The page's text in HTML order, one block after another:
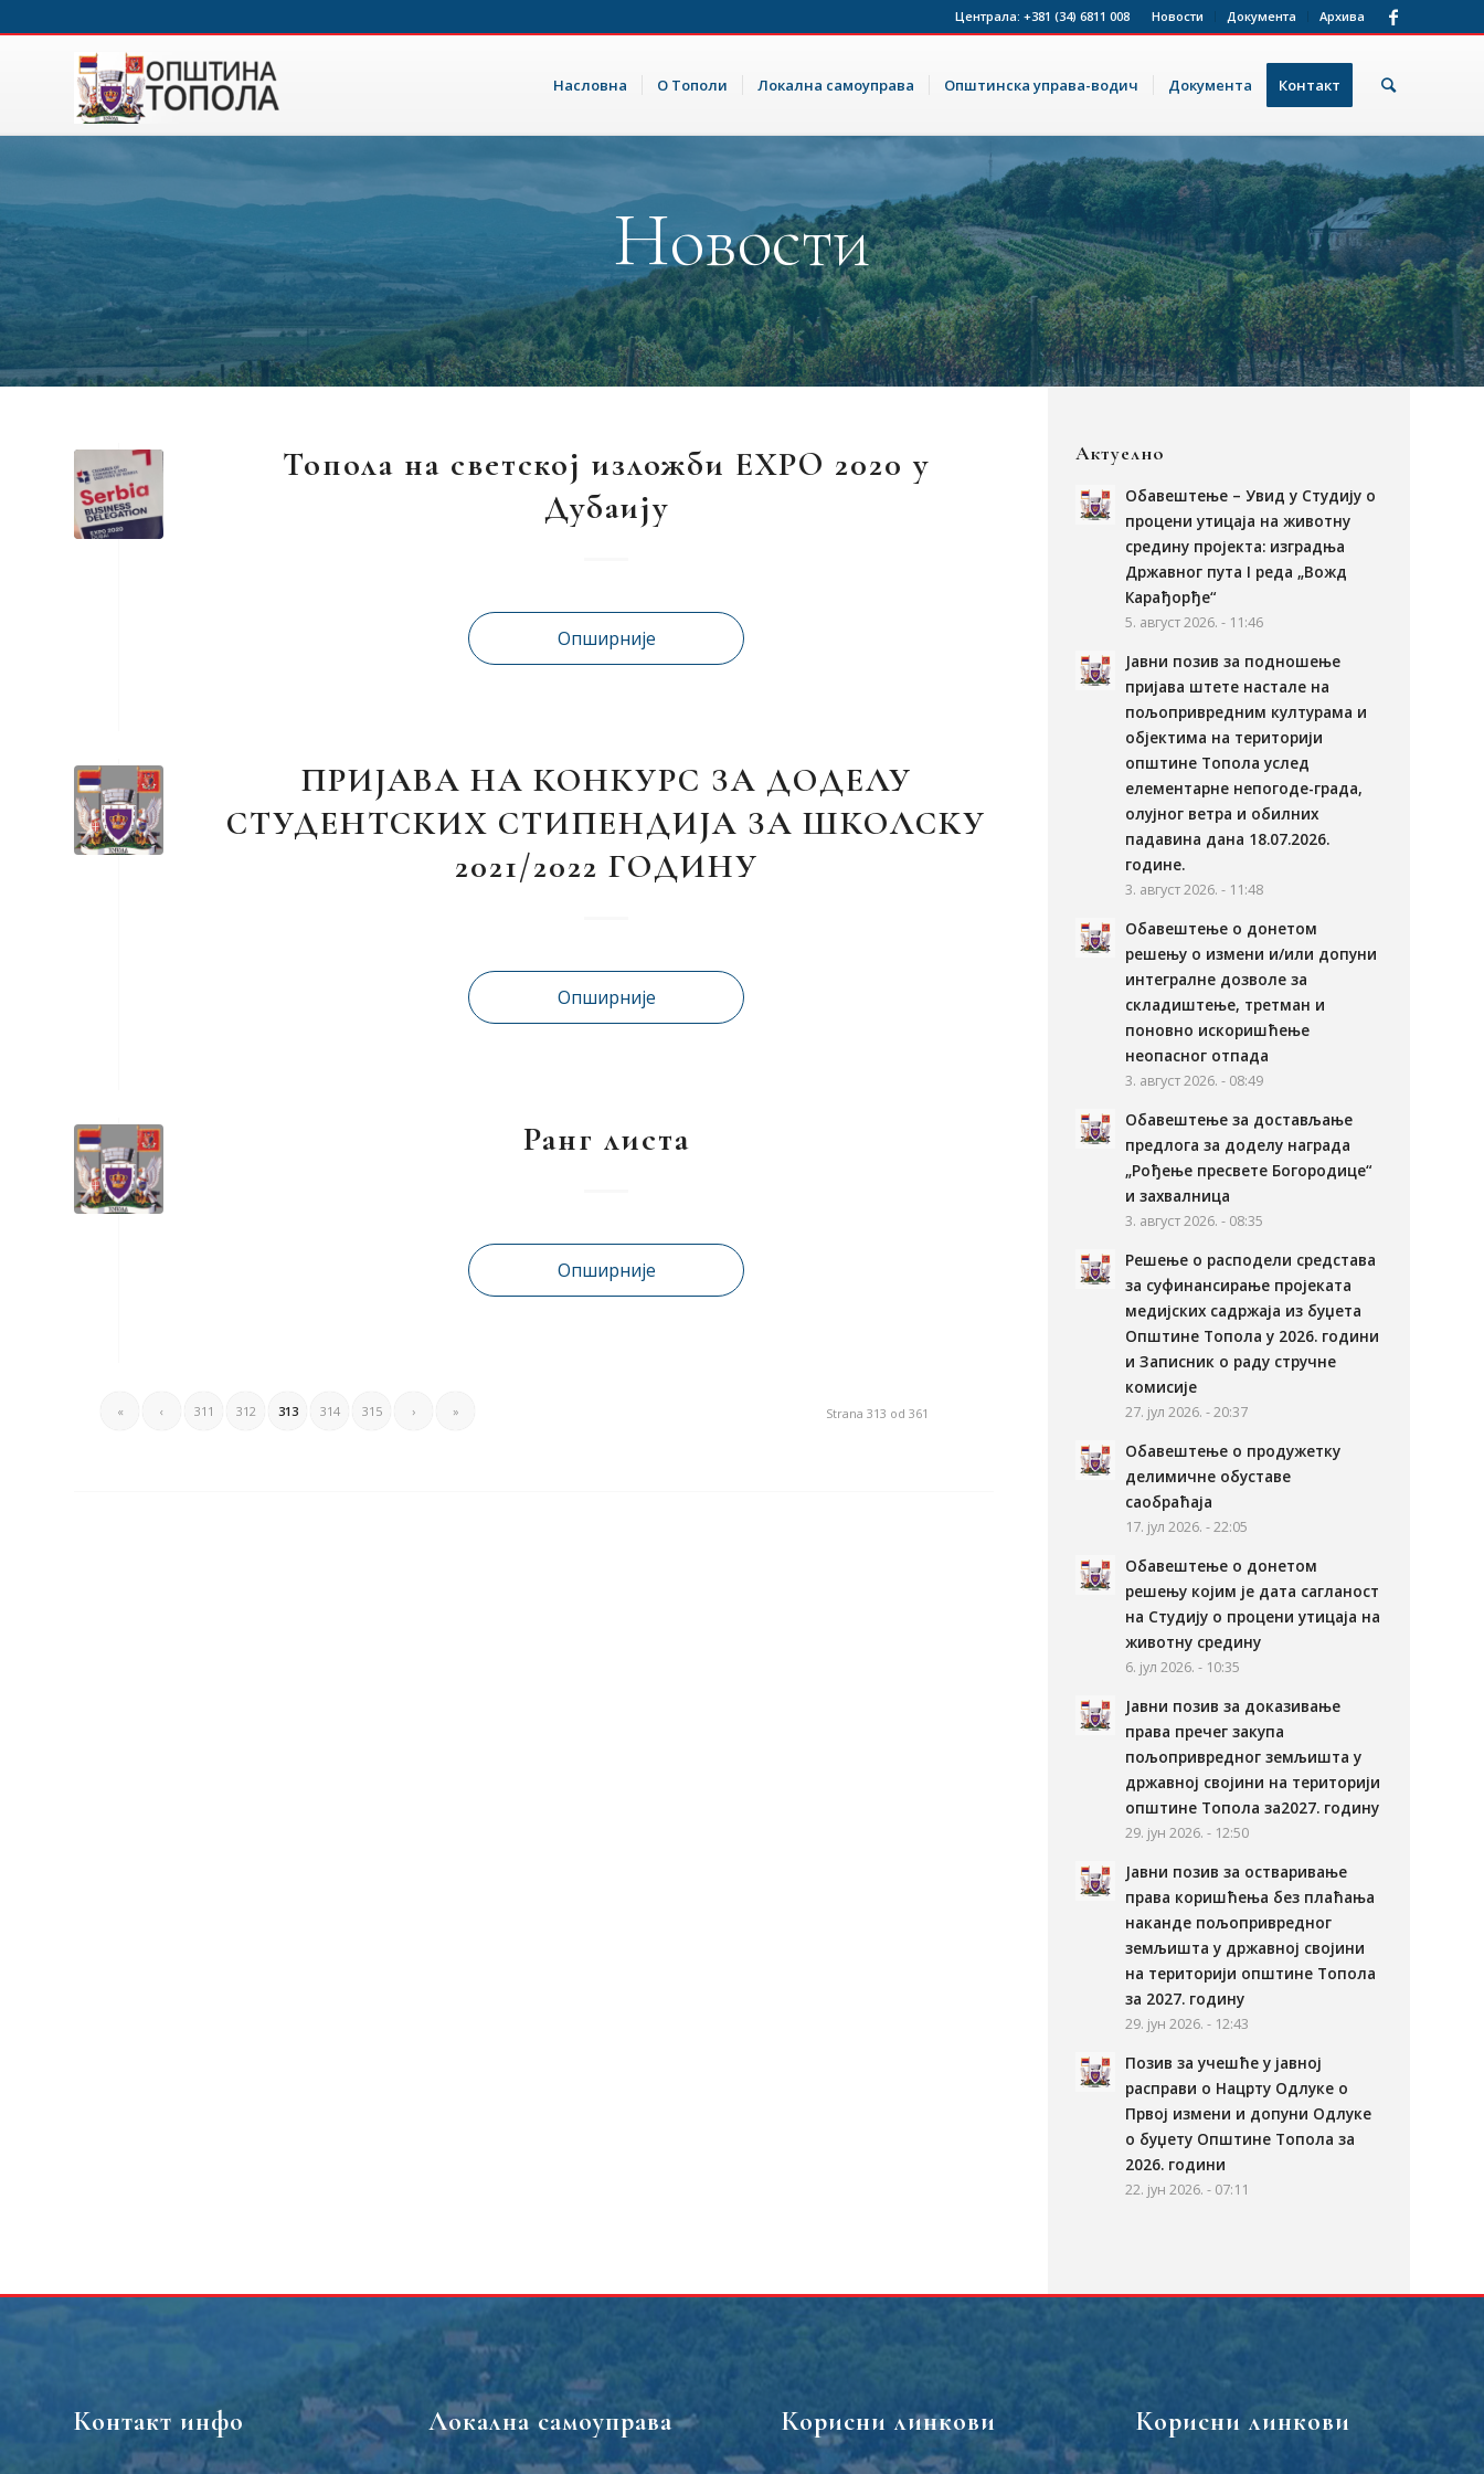
Новости Документа Архива
Централа: +381 (34) 6811 008
Насловна О Тополи Локална самоуправа Општинска управа-водич Документа Контакт
Новости
Топола на светској изложби EXPO 2020 у
Дубаију
Опширније
ПРИЈАВА НА КОНКУРС ЗА ДОДЕЛУ
СТУДЕНТСКИХ СТИПЕНДИЈА ЗА ШКОЛСКУ
2021/2022 ГОДИНУ
Опширније
Ранг листа
Опширније
Strana 313 od 361
« ‹ 311 312 313 314 315 › »
Актуелно
Обавештење – Увид у Студију о
процени утицаја на животну
средину пројекта: изградња
Државног пута I реда „Вожд
Карађорђе“
5. август 2026. - 11:46
Јавни позив за подношење
пријава штете настале на
пољопривредним културама и
објектима на територији
општине Топола услед
елементарне непогоде-града,
олујног ветра и обилних
падавина дана 18.07.2026.
године.
3. август 2026. - 11:48
Обавештење о донетом
решењу о измени и/или допуни
интегралне дозволе за
складиштење, третман и
поновно искоришћење
неопасног отпада
3. август 2026. - 08:49
Обавештење за достављање
предлога за доделу награда
„Рођење пресвете Богородице“
и захвалница
3. август 2026. - 08:35
Решење о расподели средстава
за суфинансирање пројеката
медијских садржаја из буџета
Општине Топола у 2026. години
и Записник о раду стручне
комисије
27. јул 2026. - 20:37
Обавештење о продужетку
делимичне обуставе
саобраћаја
17. јул 2026. - 22:05
Обавештење о донетом
решењу којим је дата сагланост
на Студију о процени утицаја на
животну средину
6. јул 2026. - 10:35
Јавни позив за доказивање
права пречег закупа
пољопривредног земљишта у
државној својини на територији
општине Топола за2027. годину
29. јун 2026. - 12:50
Јавни позив за остваривање
права коришћења без плаћања
наканде пољопривредног
земљишта у државној својини
на територији општине Топола
за 2027. годину
29. јун 2026. - 12:43
Позив за учешће у јавној
расправи о Нацрту Одлуке о
Првој измени и допуни Одлуке
о буџету Општине Топола за
2026. години
22. јун 2026. - 07:11
Контакт инфо Локална самоуправа Корисни линкови Корисни линкови